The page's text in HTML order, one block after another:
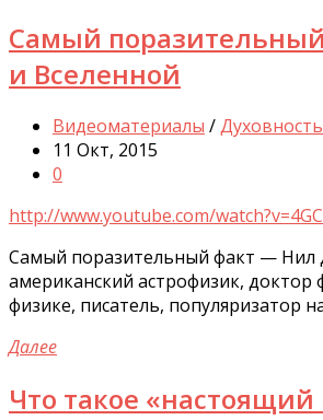
Самый
и Вселенной
Видеоматериалы /Духовность
11 Окт, 2015
0
http://www.youtube.com/
Самый поразительный факт — Нил
американский астрофизик, доктор
физике, писатель, популяризатор
Далее
Что такое